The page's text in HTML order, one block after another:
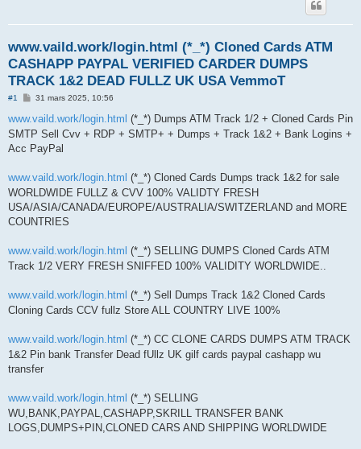
www.vaild.work/login.html (*_*) Cloned Cards ATM
CASHAPP PAYPAL VERIFIED CARDER DUMPS
TRACK 1&2 DEAD FULLZ UK USA VemmoT
#1
M
s
a
g
e
31 mars 2025, 10:56
www.vaild.work/login.html (*_*) Dumps ATM Track 1/2 + Cloned Cards Pin
SMTP Sell Cvv + RDP + SMTP+ + Dumps + Track 1&2 + Bank Logins +
Acc PayPal
www.vaild.work/login.html (*_*) Cloned Cards Dumps track 1&2 for sale
WORLDWIDE FULLZ & CVV 100% VALIDTY FRESH
USA/ASIA/CANADA/EUROPE/AUSTRALIA/SWITZERLAND and MORE
COUNTRIES
www.vaild.work/login.html (*_*) SELLING DUMPS Cloned Cards ATM
Track 1/2 VERY FRESH SNIFFED 100% VALIDITY WORLDWIDE..
www.vaild.work/login.html (*_*) Sell Dumps Track 1&2 Cloned Cards
Cloning Cards CCV fullz Store ALL COUNTRY LIVE 100%
www.vaild.work/login.html (*_*) CC CLONE CARDS DUMPS ATM TRACK
1&2 Pin bank Transfer Dead fUllz UK gilf cards paypal cashapp wu
transfer
www.vaild.work/login.html (*_*) SELLING
WU,BANK,PAYPAL,CASHAPP,SKRILL TRANSFER BANK
LOGS,DUMPS+PIN,CLONED CARS AND SHIPPING WORLDWIDE